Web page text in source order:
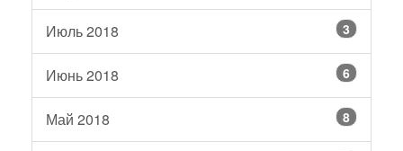
Июль 2018 3
Июнь 2018 6
Май 2018 8